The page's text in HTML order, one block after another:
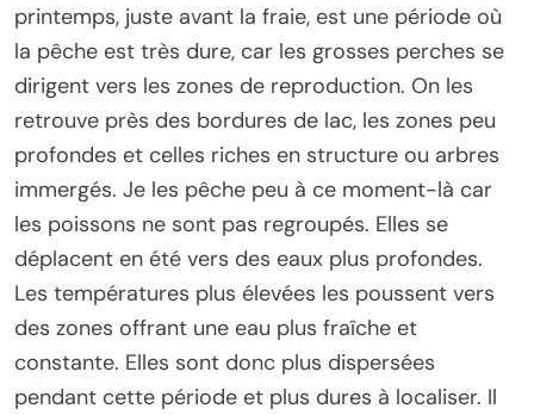
printemps, juste avant la fraie, est une période où
la pêche est très dure, car les grosses perches se
dirigent vers les zones de reproduction. On les
retrouve près des bordures de lac, les zones peu
profondes et celles riches en structure ou arbres
immergés. Je les pêche peu à ce moment-là car
les poissons ne sont pas regroupés. Elles se
déplacent en été vers des eaux plus profondes.
Les températures plus élevées les poussent vers
des zones offrant une eau plus fraîche et
constante. Elles sont donc plus dispersées
pendant cette période et plus dures à localiser. Il